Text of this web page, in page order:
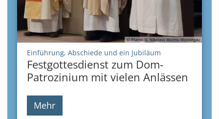
© Pfarrei St. Nikolaus Worms-Wonnegau
Einführung, Abschiede und ein Jubiläum
Festgottesdienst zum Dom-
Patrozinium mit vielen Anlässen
Mehr